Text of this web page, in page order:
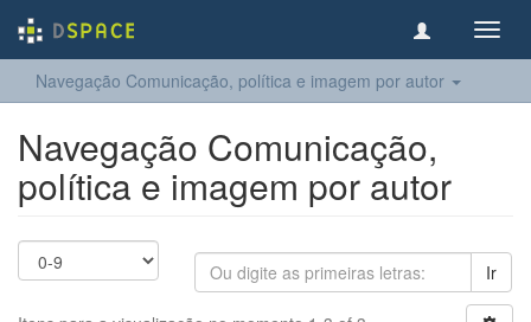
Navegação Comunicação, política e imagem por autor
Navegação Comunicação,
política e imagem por autor
Ir